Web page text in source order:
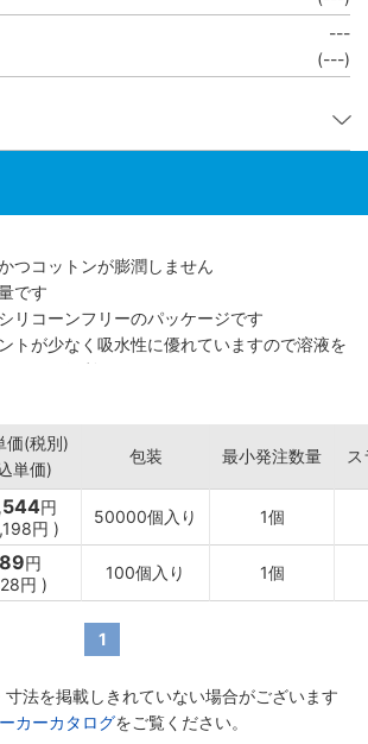
---
(---)
つコットンが膨潤しません
です
リコーンフリーのパッケージです
トが少なく吸水性に優れていますので溶液を
とても便利です
ネクターのクリーニング、精密機械の製造工
います。また焼却が可能なので、工業用綿棒
に向いています
プやレンズ表面の清掃など
価(税別)
単価)
包装 最小発注数量
円
円 )
50000個入り 1個
円
円 )
100個入り 1個
1
法を掲載しきれていない場合がございます
カーカタログをご覧ください。